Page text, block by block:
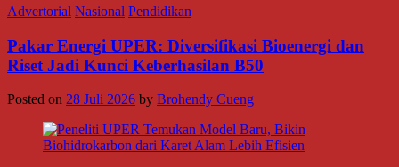
Advertorial Nasional Pendidikan
Pakar Energi UPER: Diversifikasi Bioenergi dan
Riset Jadi Kunci Keberhasilan B50
Posted on 28 Juli 2026 by Brohendy Cueng